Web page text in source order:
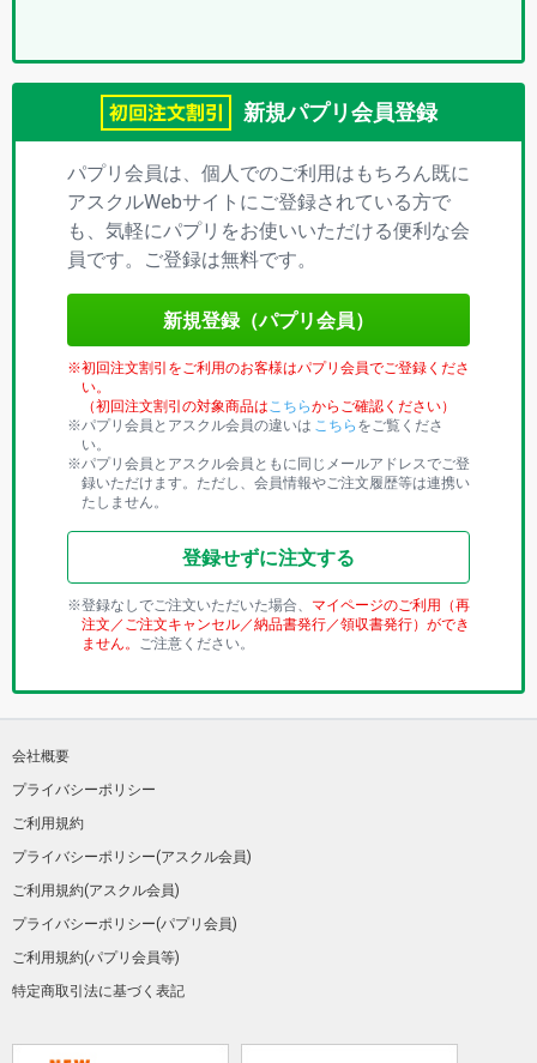
新規パプリ会員登録
パプリ会員は、個人でのご利用はもちろん既に
アスクルWebサイトにご登録されている方で
も、気軽にパプリをお使いいただける便利な会
員です。ご登録は無料です。
新規登録（パプリ会員）
初回注文割引をご利用のお客様はパプリ会員でご登録くださ
い。
（初回注文割引の対象商品はこちらからご確認ください）
パプリ会員とアスクル会員の違いは こちら をご覧くださ
い。
パプリ会員とアスクル会員ともに同じメールアドレスでご登
録いただけます。ただし、会員情報やご注文履歴等は連携い
たしません。
登録せずに注文する
登録なしでご注文いただいた場合、 マイページのご利用（再
注文／ご注文キャンセル／納品書発行／領収書発行）ができ
ません。 ご注意ください。
会社概要
プライバシーポリシー
ご利用規約
プライバシーポリシー(アスクル会員)
ご利用規約(アスクル会員)
プライバシーポリシー(パプリ会員)
ご利用規約(パプリ会員等)
特定商取引法に基づく表記